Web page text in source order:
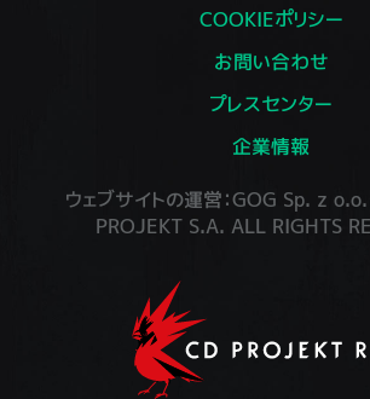
COOKIEポリシー
お問い合わせ
プレスセンター
企業情報
ウェブサイトの運営：GOG Sp. z
PROJEKT S.A. ALL RIGHTS